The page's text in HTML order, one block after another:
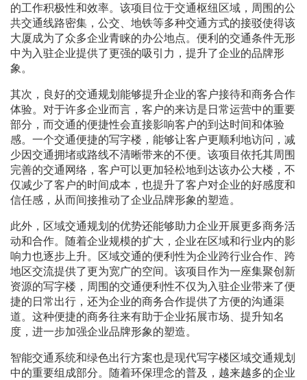
的工作积极性和效率。该项目位于交通枢纽区域，周围的公
共交通线路密集，公交、地铁等多种交通方式的接驳使得该
大厦成为了众多企业青睐的办公地点。便利的交通条件无形
中为入驻企业提供了更强的吸引力，提升了企业的品牌形
象。
其次，良好的交通规划能够提升企业的客户接待和商务合作
体验。对于许多企业而言，客户的来访是日常运营中的重要
部分，而交通的便捷性会直接影响客户的到达时间和体验
感。一个交通便捷的写字楼，能够让客户更顺利地访问，减
少因交通拥堵或路线不清晰带来的不便。该项目依托其周围
完善的交通网络，客户可以更加轻松地到达该办公大楼，不
仅减少了客户的时间成本，也提升了客户对企业的好感度和
信任感，从而间接推动了企业品牌形象的塑造。
此外，区域交通规划的优势还能够助力企业开展更多商务活
动和合作。随着企业规模的扩大，企业在区域和行业内的影
响力也逐步上升。区域交通的便利性为企业跨行业合作、跨
地区交流提供了更为宽广的空间。该项目作为一座集聚创新
资源的写字楼，周围的交通便利性不仅为入驻企业带来了便
捷的日常出行，还为企业的商务合作提供了方便的沟通渠
道。这种便捷的商务往来有助于企业拓展市场、提升知名
度，进一步加强企业品牌形象的塑造。
智能交通系统和绿色出行方案也是现代写字楼区域交通规划
中的重要组成部分。随着环保理念的普及，越来越多的企业